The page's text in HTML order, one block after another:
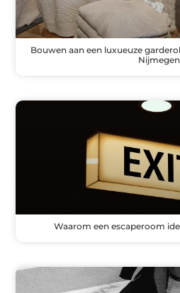
Bouwen aan een luxueuze
Nijmegen
Waarom een escaperoom